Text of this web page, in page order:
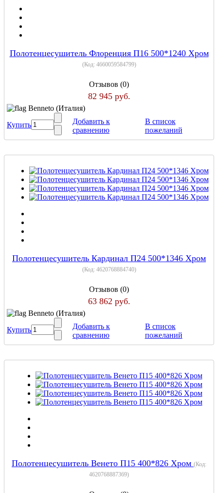
Полотенцесушитель Флоренция П16 500*1240 Хром
(Код: 4660059584799)
Отзывов (0)
82 945 руб.
Benneto (Италия)
Купить
Добавить к
сравнению
В список
пожеланий
Полотенцесушитель Кардинал П24 500*1346 Хром
(Код: 4620768884740)
Отзывов (0)
63 862 руб.
Benneto (Италия)
Купить
Добавить к
сравнению
В список
пожеланий
Полотенцесушитель Венето П15 400*826 Хром (Код:
4620768887369)